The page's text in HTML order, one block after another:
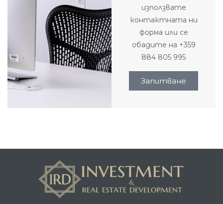
използвате
контактната ни
форма или се
обадите на +359
884 805 995
Запитване